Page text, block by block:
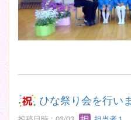
ひな祭り会を行い